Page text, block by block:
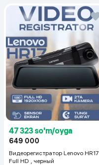
47 323 so'm/oyga
649 000
Видеорегистратор Lenovo HR17
Full HD , черный